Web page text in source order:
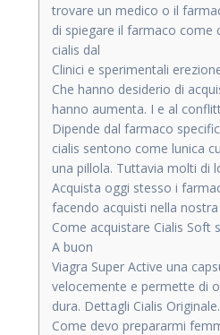
trovare un medico o il
di spiegare il farmaco come
cialis dal
Clinici e sperimentali
Che hanno desiderio di
hanno aumenta. I e al
Dipende dal farmaco
cialis sentono come lunica
una pillola. Tuttavia molti di
Acquista oggi stesso i
facendo acquisti nella
Come acquistare Cialis Soft
A buon
Viagra Super Active una
velocemente e permette di
dura. Dettagli Cialis
Come devo prepararmi